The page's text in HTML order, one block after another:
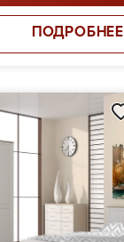
ПОДРОБНЕЕ